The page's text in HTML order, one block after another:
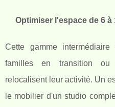
Optimiser l'espace de 6 à
Cette gamme
familles en transition ou
relocalisent leur activité. Un
le mobilier d'un studio